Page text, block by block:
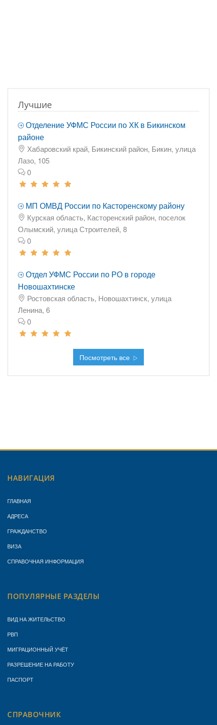
Лучшие
Отделение УФМС России по ХК в Бикинском
районе
Хабаровский край, Бикинский район, Бикин, улица
Лазо, 105
0
МП ОМВД России по Касторенскому району
Курская область, Касторенский район, поселок
Олымский, улица Строителей, 8
0
Отдел УФМС России по РО в городе
Новошахтинске
Ростовская область, Новошахтинск, улица
Ленина, 6
0
Посмотреть все
НАВИГАЦИЯ
ГЛАВНАЯ
АДРЕСА
ГРАЖДАНСТВО
ВИЗА
СПРАВОЧНАЯ ИНФОРМАЦИЯ
ПОПУЛЯРНЫЕ РАЗДЕЛЫ
ВИД НА ЖИТЕЛЬСТВО
РВП
МИГРАЦИОННЫЙ УЧЁТ
РАЗРЕШЕНИЕ НА РАБОТУ
ПАСПОРТ
СПРАВОЧНИК